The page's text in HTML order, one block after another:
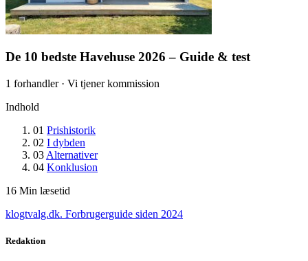
De 10 bedste Havehuse 2026 – Guide & test
1 forhandler · Vi tjener kommission
Indhold
01 Prishistorik
02 I dybden
03 Alternativer
04 Konklusion
16 Min læsetid
klogtvalg.dk. Forbrugerguide siden 2024
Redaktion